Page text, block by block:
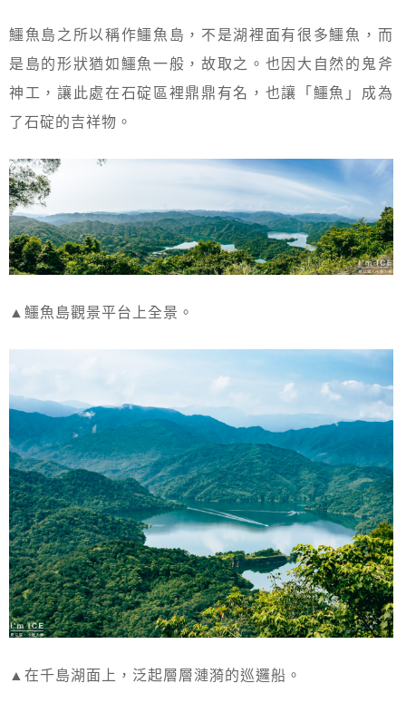
鱷魚島之所以稱作鱷魚島，不是湖裡面有很多鱷魚，而
是島的形狀猶如鱷魚一般，故取之。也因大自然的鬼斧
神工，讓此處在石碇區裡鼎鼎有名，也讓「鱷魚」成為
了石碇的吉祥物。
▲鱷魚島觀景平台上全景。
▲在千島湖面上，泛起層層漣漪的巡邏船。